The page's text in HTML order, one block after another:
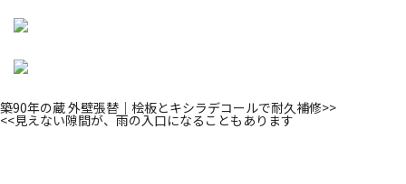
築90年の蔵 外壁張替｜桧板とキシラデコールで耐久補修>>
<<見えない隙間が、雨の入口になることもあります